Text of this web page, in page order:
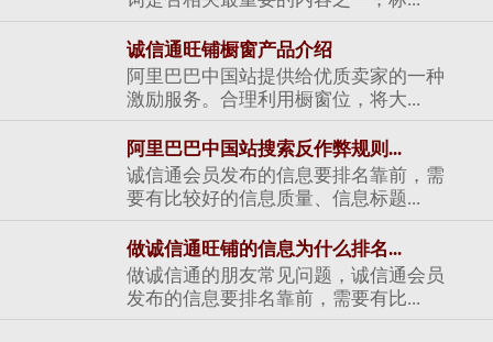
诚信通旺铺橱窗产品介绍
阿里巴巴中国站提供给优质卖家的一种
激励服务。合理利用橱窗位，将大...
阿里巴巴中国站搜索反作弊规则...
诚信通会员发布的信息要排名靠前，需
要有比较好的信息质量、信息标题...
做诚信通旺铺的信息为什么排名...
做诚信通的朋友常见问题，诚信通会员
发布的信息要排名靠前，需要有比...